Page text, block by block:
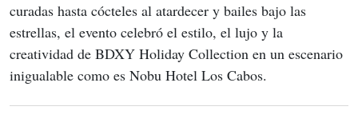
curadas hasta cócteles al atardecer y bailes bajo las
estrellas, el evento celebró el estilo, el lujo y la
creatividad de BDXY Holiday Collection en un escenario
inigualable como es Nobu Hotel Los Cabos.